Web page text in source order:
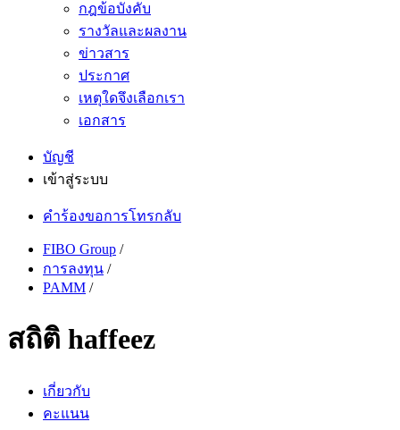
กฎข้อบังคับ
รางวัลและผลงาน
ข่าวสาร
ประกาศ
เหตุใดจึงเลือกเรา
เอกสาร
บัญชี
เข้าสู่ระบบ
คำร้องขอการโทรกลับ
FIBO Group /
การลงทุน /
PAMM /
สถิติ haffeez
เกี่ยวกับ
คะแนน